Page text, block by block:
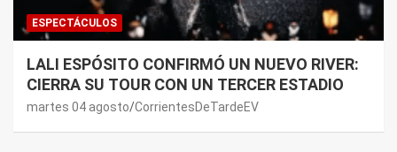
ESPECTÁCULOS
LALI ESPÓSITO CONFIRMÓ UN NUEVO RIVER:
CIERRA SU TOUR CON UN TERCER ESTADIO
martes 04 agosto CorrientesDeTardeEV